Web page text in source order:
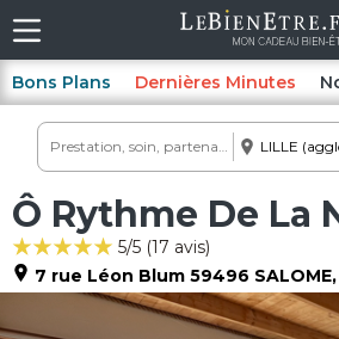
Bons Plans Dernières Minutes
Ô Rythme De La
5/5 (17 avis)
7 rue Léon Blum 59496 SALOME